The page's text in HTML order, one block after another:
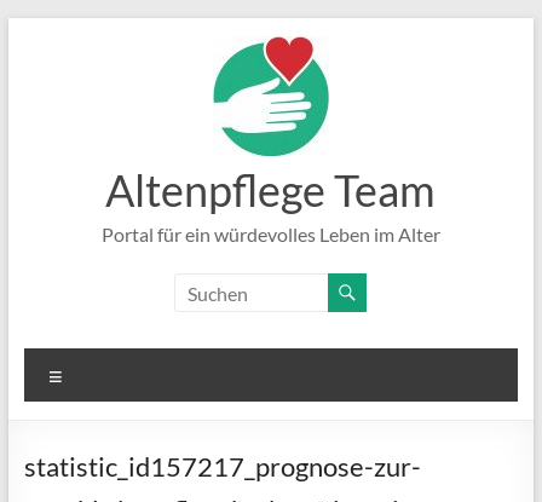
Altenpflege Team
Portal für ein würdevolles Leben im Alter
statistic_id157217_prognose-zur-